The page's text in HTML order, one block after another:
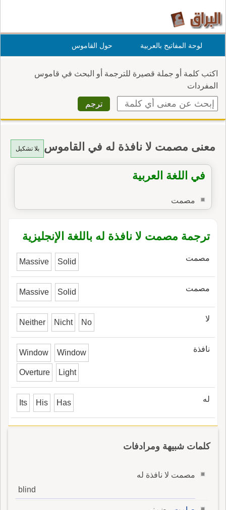
لوحة المفاتيح بالعربية حول القاموس
اكتب كلمة أو جملة قصيرة للترجمة أو البحث في قاموس
المفردات
بلا تشكيل معنى مصمت لا نافذة له في القاموس
في اللغة العربية
مصمت
ترجمة مصمت لا نافذة له باللغة الإنجليزية
مصمت Massive Solid
مصمت Massive Solid
لا Neither Nicht No
نافذة Window Window
Overture Light
له Its His Has
كلمات شبيهة ومرادفات
مصمت لا نافذة له
blind